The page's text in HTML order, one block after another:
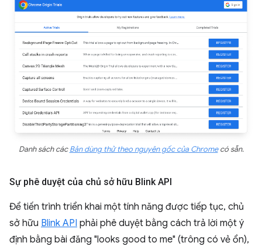
Danh sách cácBản dùng thử theo nguyên gốc của Chromecó sẵn.
Sự phê duyệt của chủ sở hữu Blink API
Để tiến trình triển khai một tính năng được tiếp tục, chủ
sở hữu Blink API phải phê duyệt bằng cách trả lời một ý
định bằng bài đăng "looks good to me" (trông có vẻ ổn),